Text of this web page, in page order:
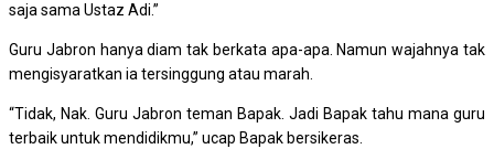
saja sama Ustaz Adi.”
Guru Jabron hanya diam tak berkata apa-apa. Namun wajahnya tak
mengisyaratkan ia tersinggung atau marah.
“Tidak, Nak. Guru Jabron teman Bapak. Jadi Bapak tahu mana guru
terbaik untuk mendidikmu,” ucap Bapak bersikeras.